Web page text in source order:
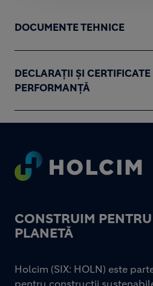
DOCUMENTE TEHNICE
DECLARAȚII ȘI CERTIFICATE
PERFORMANȚĂ
Footer
CONSTRUIM
PLANETĂ
Holcim (SIX: HOLN) este
pentru construcții